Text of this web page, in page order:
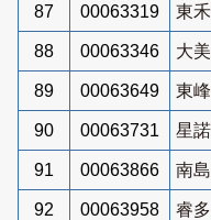
87 00063319 東
88 00063346 大
89 00063649 東
90 00063731 星
91 00063866 南
92 00063958 睿